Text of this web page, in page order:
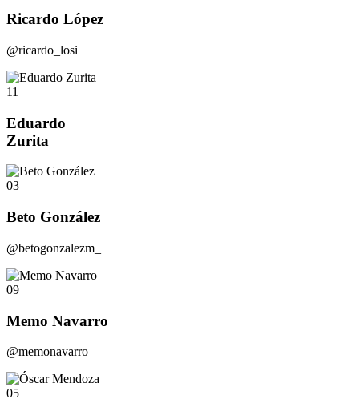
Ricardo López
@ricardo_losi
11
Eduardo
Zurita
03
Beto González
@betogonzalezm_
09
Memo Navarro
@memonavarro_
05